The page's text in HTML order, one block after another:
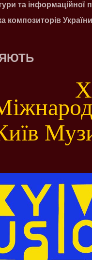
та інформаційної
композиторів України